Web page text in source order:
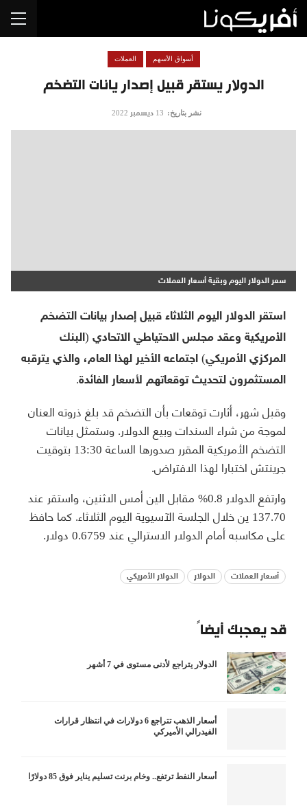
الدولار يستقر قبيل إصدار يانات التضخم
أسواق الأسهم العملات
نشر بتاريخ: 13 ديسمبر 2022
سعر الدولار اليوم وبقية أسعار العملات
استقر الدولار اليوم الثلاثاء قبيل إصدار بيانات التضخم
الأمريكية وعقد مجلس الاحتياطي الاتحادي (البنك
المركزي الأمريكي) اجتماعه الأخير لهذا العام، والذي يترقبه
المستثمرون لتحديث توقعاتهم لأسعار الفائدة.
وقبل شهر، أثارت توقعات بأن التضخم قد بلغ ذروته العنان
لموجة من شراء السندات وبيع الدولار. وستمثل بيانات
التضخم الأمريكية المقرر صدورها الساعة 13:30 بتوقيت
جرينتش اختبارا لهذا الافتراض.
وارتفع الدولار 0.8% مقابل الين أمس الاثنين، واستقر عند
137.70 ين خلال الجلسة الآسيوية اليوم الثلاثاء. كما حافظ
على مكاسبه أمام الدولار الاسترالي عند 0.6759 دولار.
أسعار العملات الدولار الدولار الأمريكي
قد يعجبك أيضاً
الدولار يتراجع لأدنى مستوى في 7 أشهر
أسعار الذهب تتراجع 6 دولارات في انتظار قرارات
الفيدرالي الأميركي
أسعار النفط ترتفع.. وخام برنت تسليم يناير فوق 85 دولارًا